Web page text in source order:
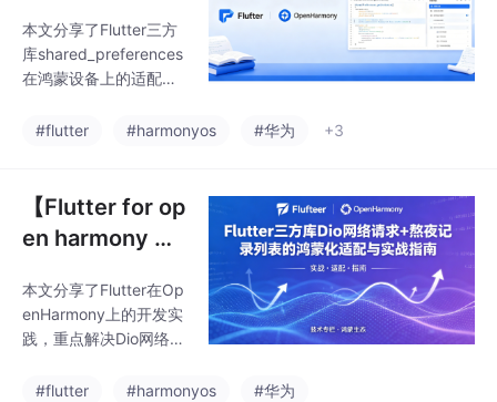
结了四大鸿蒙适配要
点：权限配置、网络请
求、生命周期管理和布
整的代码实现，包括数
展示了Flutter
ared_preferen
ces的鸿蒙化适
本文分享了Flutter三方
库shared_preferences
在鸿蒙设备上的适配经
睡提醒"工具，通过shar
据，并使用flutter_local
_notifications实现定时
提醒功能。文章详细介
知服务的实现代码，并
指出鸿蒙适配时需注意
版本问题（推荐使用2.
#flutter #harmonyos #华为 +3
【Flutter for op
en harmony 】
o网络请求+熬夜
记录列表的鸿蒙
南
本文分享了Flutter在Op
enHarmony上的开发实
践，重点解决Dio网络请
了一款熬夜健康管理AP
#flutter #harmonyos #华为